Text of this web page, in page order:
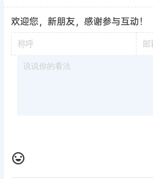
欢迎您，新朋友，感谢参与互动！